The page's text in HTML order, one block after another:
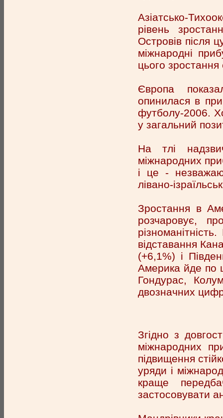
Азіатсько-
рівень
Островів після
міжнародні
цього зростання
Європа
опинилася в
футболу-2006.
у загальний
На тлі
міжнародних
і це -
лівано-
Зростання в
розчаровує,
відставання
(+6,1%) і
Америка йде по
Гондурас,
двозначних
Згідно з
міжнародних
підвищення
уряди і
краще
застосовувати